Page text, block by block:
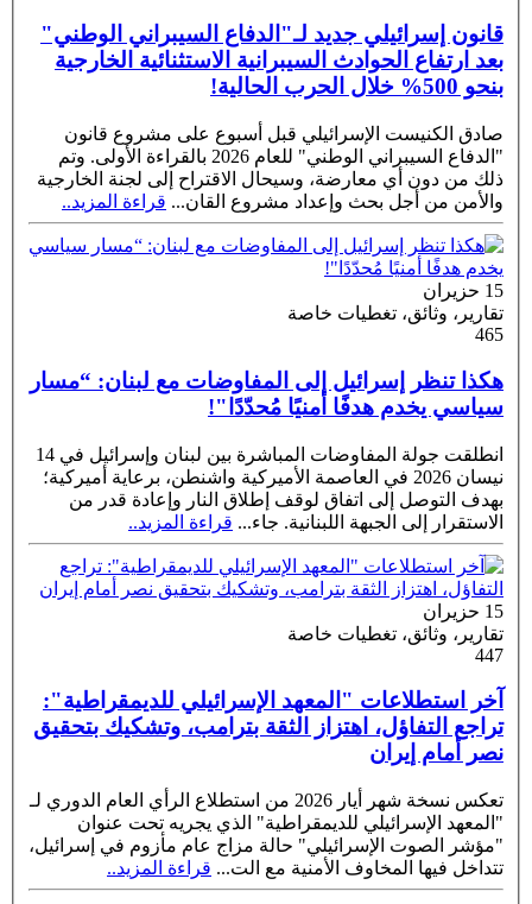
قانون إسرائيلي جديد لـ"الدفاع السيبراني الوطني"
بعد ارتفاع الحوادث السيبرانية الاستثنائية الخارجية
بنحو 500% خلال الحرب الحالية!
صادق الكنيست الإسرائيلي قبل أسبوع على مشروع قانون
"الدفاع السيبراني الوطني" للعام 2026 بالقراءة الأولى. وتم
ذلك من دون أي معارضة، وسيحال الاقتراح إلى لجنة الخارجية
والأمن من أجل بحث وإعداد مشروع القان... قراءة المزيد..
15 حزيران
تقارير، وثائق، تغطيات خاصة
465
هكذا تنظر إسرائيل إلى المفاوضات مع لبنان: “مسار
سياسي يخدم هدفًا أمنيًا مُحدّدًا"!
انطلقت جولة المفاوضات المباشرة بين لبنان وإسرائيل في 14
نيسان 2026 في العاصمة الأميركية واشنطن، برعاية أميركية؛
بهدف التوصل إلى اتفاق لوقف إطلاق النار وإعادة قدر من
الاستقرار إلى الجبهة اللبنانية. جاء... قراءة المزيد..
15 حزيران
تقارير، وثائق، تغطيات خاصة
447
آخر استطلاعات "المعهد الإسرائيلي للديمقراطية":
تراجع التفاؤل، اهتزاز الثقة بترامب، وتشكيك بتحقيق
نصر أمام إيران
تعكس نسخة شهر أيار 2026 من استطلاع الرأي العام الدوري لـ
"المعهد الإسرائيلي للديمقراطية" الذي يجريه تحت عنوان
"مؤشر الصوت الإسرائيلي" حالة مزاج عام مأزوم في إسرائيل،
تتداخل فيها المخاوف الأمنية مع الت... قراءة المزيد..